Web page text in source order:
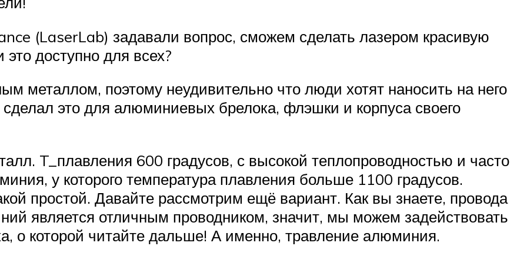
(LaserLab) задавали вопрос, сможем сделать лазером красивую
доступно для всех?
металлом, поэтому неудивительно что люди хотят наносить на него
это для алюминиевых брелока, флэшки и корпуса своего
T_плавления 600 градусов, с высокой теплопроводностью и часто
у которого температура плавления больше 1100 градусов.
простой. Давайте рассмотрим ещё вариант. Как вы знаете, провода
является отличным проводником, значит, мы можем задействовать
о которой читайте дальше! А именно, травление алюминия.